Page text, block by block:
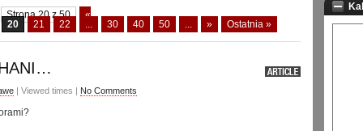
Strona 20 z 50
«
20
21 22 ... 30 40 50 ... » Ostatnia »
| Viewed times | No Comments